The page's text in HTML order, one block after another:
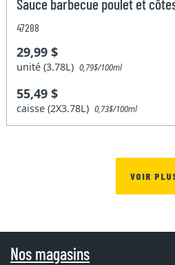
47288
29,99 $
unité (3.78L)0,79$/100ml
55,49 $
caisse (2X3.78L)0,73$/100ml
VOIR
Nos magasins